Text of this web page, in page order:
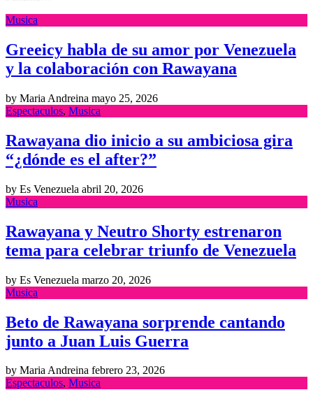
Musica
Greeicy habla de su amor por Venezuela
y la colaboración con Rawayana
by Maria Andreina mayo 25, 2026
Espectaculos, Musica
Rawayana dio inicio a su ambiciosa gira
“¿dónde es el after?”
by Es Venezuela abril 20, 2026
Musica
Rawayana y Neutro Shorty estrenaron
tema para celebrar triunfo de Venezuela
by Es Venezuela marzo 20, 2026
Musica
Beto de Rawayana sorprende cantando
junto a Juan Luis Guerra
by Maria Andreina febrero 23, 2026
Espectaculos, Musica